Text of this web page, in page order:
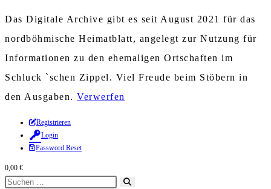
Das Digitale Archive gibt es seit August 2021 für das
nordböhmische Heimatblatt, angelegt zur Nutzung für
Informationen zu den ehemaligen Ortschaften im
Schluck `schen Zippel. Viel Freude beim Stöbern in
den Ausgaben. Verwerfen
Zum
Inhalt
springen
Registrieren
Login
Password Reset
0,00 €
Diese